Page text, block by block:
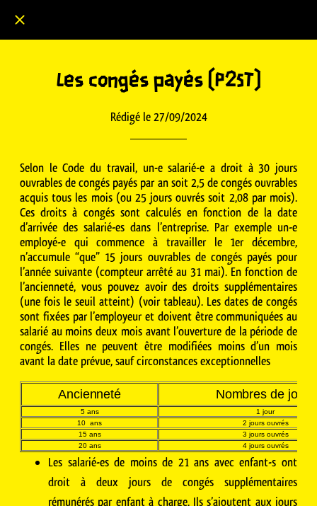
Les congés payés (P2ST)
Rédigé le 27/09/2024
Selon le Code du travail, un-e salarié-e a droit à 30 jours
ouvrables de congés payés par an soit 2,5 de congés ouvrables
acquis tous les mois (ou 25 jours ouvrés soit 2,08 par mois).
Ces droits à congés sont calculés en fonction de la date
d’arrivée des salarié-es dans l’entreprise. Par exemple un-e
employé-e qui commence à travailler le 1er décembre,
n’accumule “que” 15 jours ouvrables de congés payés pour
l’année suivante (compteur arrêté au 31 mai). En fonction de
l’ancienneté, vous pouvez avoir des droits supplémentaires
(une fois le seuil atteint) (voir tableau). Les dates de congés
sont fixées par l’employeur et doivent être communiquées au
salarié au moins deux mois avant l’ouverture de la période de
congés. Elles ne peuvent être modifiées moins d’un mois
avant la date prévue, sauf circonstances exceptionnelles
Ancienneté Nombres de jours
5 ans
1 jour
10 ans
2 jours ouvrés
15 ans
3 jours ouvrés
20 ans
4 jours ouvrés
Les salarié-es de moins de 21 ans avec enfant-s ont
droit à deux jours de congés supplémentaires
rémunérés par enfant à charge. Ils s’ajoutent aux jours